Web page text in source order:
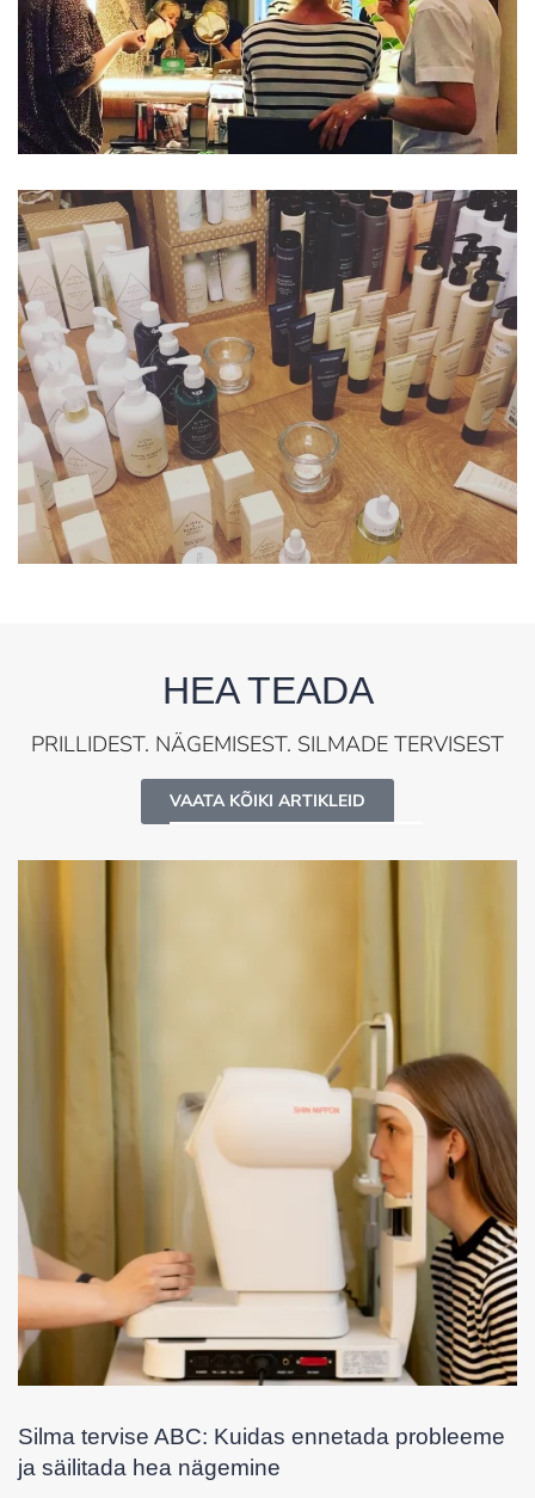
HEA TEADA
PRILLIDEST. NÄGEMISEST. SILMADE TERVISEST
VAATA KÕIKI ARTIKLEID
Silma tervise ABC: Kuidas ennetada probleeme
ja säilitada hea nägemine